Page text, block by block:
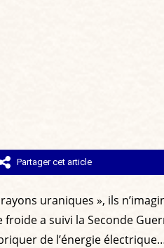
Partager cet article
uraniques », ils
a suivi la Seconde
de l’énergie